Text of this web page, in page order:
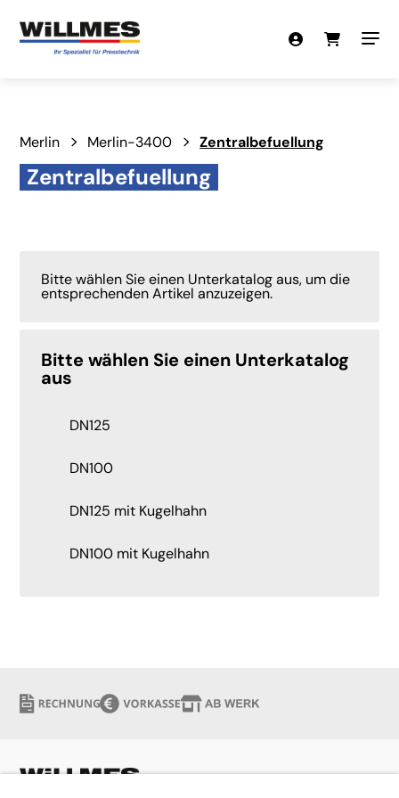
Merlin Merlin-3400 Zentralbefuellung
Zentralbefuellung
Bitte wählen Sie einen Unterkatalog aus, um die
entsprechenden Artikel anzuzeigen.
Bitte wählen Sie einen Unterkatalog
aus
DN125
DN100
DN125 mit Kugelhahn
DN100 mit Kugelhahn